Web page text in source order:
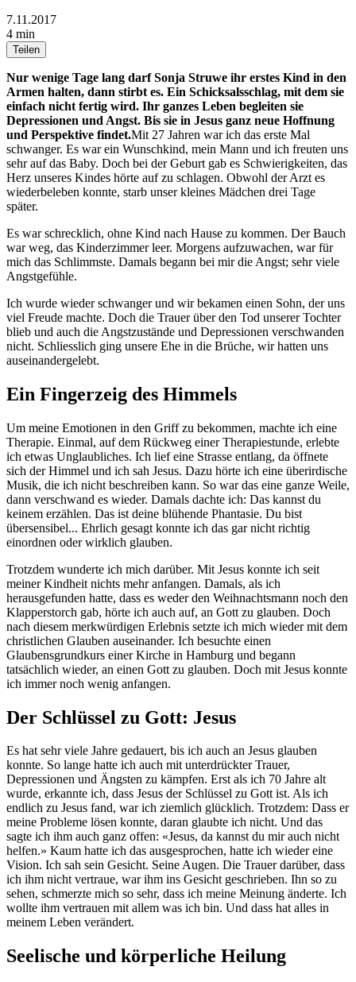
7.11.2017
4 min
Teilen
Nur wenige Tage lang darf Sonja Struwe ihr erstes Kind in den
Armen halten, dann stirbt es. Ein Schicksalsschlag, mit dem sie
einfach nicht fertig wird. Ihr ganzes Leben begleiten sie
Depressionen und Angst. Bis sie in Jesus ganz neue Hoffnung
und Perspektive findet.Mit 27 Jahren war ich das erste Mal
schwanger. Es war ein Wunschkind, mein Mann und ich freuten uns
sehr auf das Baby. Doch bei der Geburt gab es Schwierigkeiten, das
Herz unseres Kindes hörte auf zu schlagen. Obwohl der Arzt es
wiederbeleben konnte, starb unser kleines Mädchen drei Tage
später.
Es war schrecklich, ohne Kind nach Hause zu kommen. Der Bauch
war weg, das Kinderzimmer leer. Morgens aufzuwachen, war für
mich das Schlimmste. Damals begann bei mir die Angst; sehr viele
Angstgefühle.
Ich wurde wieder schwanger und wir bekamen einen Sohn, der uns
viel Freude machte. Doch die Trauer über den Tod unserer Tochter
blieb und auch die Angstzustände und Depressionen verschwanden
nicht. Schliesslich ging unsere Ehe in die Brüche, wir hatten uns
auseinandergelebt.
Ein Fingerzeig des Himmels
Um meine Emotionen in den Griff zu bekommen, machte ich eine
Therapie. Einmal, auf dem Rückweg einer Therapiestunde, erlebte
ich etwas Unglaubliches. Ich lief eine Strasse entlang, da öffnete
sich der Himmel und ich sah Jesus. Dazu hörte ich eine überirdische
Musik, die ich nicht beschreiben kann. So war das eine ganze Weile,
dann verschwand es wieder. Damals dachte ich: Das kannst du
keinem erzählen. Das ist deine blühende Phantasie. Du bist
übersensibel... Ehrlich gesagt konnte ich das gar nicht richtig
einordnen oder wirklich glauben.
Trotzdem wunderte ich mich darüber. Mit Jesus konnte ich seit
meiner Kindheit nichts mehr anfangen. Damals, als ich
herausgefunden hatte, dass es weder den Weihnachtsmann noch den
Klapperstorch gab, hörte ich auch auf, an Gott zu glauben. Doch
nach diesem merkwürdigen Erlebnis setzte ich mich wieder mit dem
christlichen Glauben auseinander. Ich besuchte einen
Glaubensgrundkurs einer Kirche in Hamburg und begann
tatsächlich wieder, an einen Gott zu glauben. Doch mit Jesus konnte
ich immer noch wenig anfangen.
Der Schlüssel zu Gott: Jesus
Es hat sehr viele Jahre gedauert, bis ich auch an Jesus glauben
konnte. So lange hatte ich auch mit unterdrückter Trauer,
Depressionen und Ängsten zu kämpfen. Erst als ich 70 Jahre alt
wurde, erkannte ich, dass Jesus der Schlüssel zu Gott ist. Als ich
endlich zu Jesus fand, war ich ziemlich glücklich. Trotzdem: Dass er
meine Probleme lösen konnte, daran glaubte ich nicht. Und das
sagte ich ihm auch ganz offen: «Jesus, da kannst du mir auch nicht
helfen.» Kaum hatte ich das ausgesprochen, hatte ich wieder eine
Vision. Ich sah sein Gesicht. Seine Augen. Die Trauer darüber, dass
ich ihm nicht vertraue, war ihm ins Gesicht geschrieben. Ihn so zu
sehen, schmerzte mich so sehr, dass ich meine Meinung änderte. Ich
wollte ihm vertrauen mit allem was ich bin. Und dass hat alles in
meinem Leben verändert.
Seelische und körperliche Heilung